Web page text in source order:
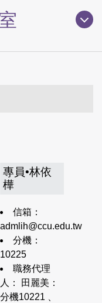
專員•林依
樺
信箱：
admlih@ccu.edu.tw
分機：
10225
職務代理
人： 田麗美：
分機10221 、